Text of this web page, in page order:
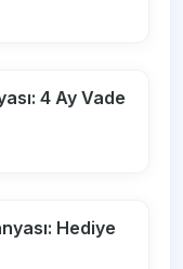
4 Ay Vade
Hediye